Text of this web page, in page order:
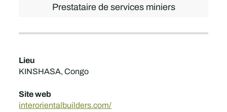
Prestataire de services miniers
Lieu
KINSHASA, Congo
Site web
interorientalbuilders.com/